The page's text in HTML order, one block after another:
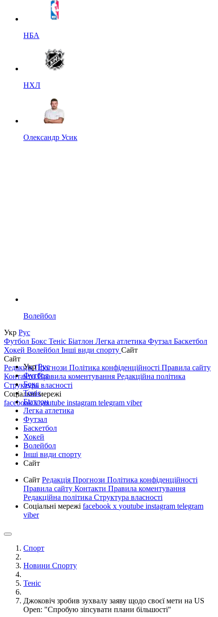
НБА
НХЛ
Олександр Усик
Волейбол
Укр Рус
Футбол Бокс Теніс Біатлон Легка атлетика Футзал Баскетбол
Хокей Волейбол Інші види спорту Сайт
Сайт
РедакціяПрогнози Політика конфіденційності Правила сайту
КонтактиПравила коментування Редакційна політика
Структура власності
Соціальні мережі
facebookxyoutube instagram telegram viber
УкрРус
Футбол
Бокс
Теніс
Біатлон
Легка атлетика
Футзал
Баскетбол
Хокей
Волейбол
Інші види спорту
Сайт
Сайт Редакція Прогнози Політика конфіденційності
Правила сайту Контакти Правила коментування
Редакційна політика Структура власності
Соціальні мережі facebook x youtube instagram telegram
viber
Спорт
Новини Спорту
Теніс
Джоковіч зробив зухвалу заяву щодо своєї мети на US
Open: "Спробую зіпсувати плани більшості"